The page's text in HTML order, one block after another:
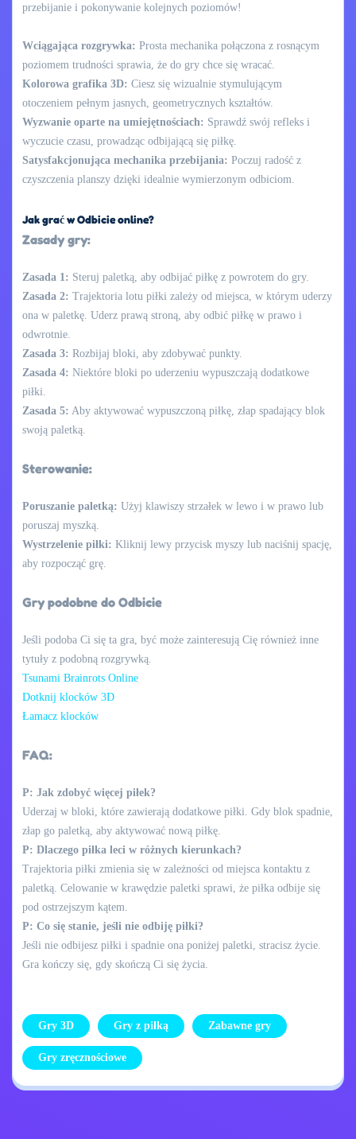
przebijanie i pokonywanie kolejnych poziomów!
Wciągająca rozgrywka: Prosta mechanika połączona z rosnącym
poziomem trudności sprawia, że do gry chce się wracać.
Kolorowa grafika 3D: Ciesz się wizualnie stymulującym
otoczeniem pełnym jasnych, geometrycznych kształtów.
Wyzwanie oparte na umiejętnościach: Sprawdź swój refleks i
wyczucie czasu, prowadząc odbijającą się piłkę.
Satysfakcjonująca mechanika przebijania: Poczuj radość z
czyszczenia planszy dzięki idealnie wymierzonym odbiciom.
Jak grać w Odbicie online?
Zasady gry:
Zasada 1: Steruj paletką, aby odbijać piłkę z powrotem do gry.
Zasada 2: Trajektoria lotu piłki zależy od miejsca, w którym uderzy
ona w paletkę. Uderz prawą stroną, aby odbić piłkę w prawo i
odwrotnie.
Zasada 3: Rozbijaj bloki, aby zdobywać punkty.
Zasada 4: Niektóre bloki po uderzeniu wypuszczają dodatkowe
piłki.
Zasada 5: Aby aktywować wypuszczoną piłkę, złap spadający blok
swoją paletką.
Sterowanie:
Poruszanie paletką: Użyj klawiszy strzałek w lewo i w prawo lub
poruszaj myszką.
Wystrzelenie piłki: Kliknij lewy przycisk myszy lub naciśnij spację,
aby rozpocząć grę.
Gry podobne do Odbicie
Jeśli podoba Ci się ta gra, być może zainteresują Cię również inne
tytuły z podobną rozgrywką.
Tsunami Brainrots Online
Dotknij klocków 3D
Łamacz klocków
FAQ:
P: Jak zdobyć więcej piłek?
Uderzaj w bloki, które zawierają dodatkowe piłki. Gdy blok spadnie,
złap go paletką, aby aktywować nową piłkę.
P: Dlaczego piłka leci w różnych kierunkach?
Trajektoria piłki zmienia się w zależności od miejsca kontaktu z
paletką. Celowanie w krawędzie paletki sprawi, że piłka odbije się
pod ostrzejszym kątem.
P: Co się stanie, jeśli nie odbiję piłki?
Jeśli nie odbijesz piłki i spadnie ona poniżej paletki, stracisz życie.
Gra kończy się, gdy skończą Ci się życia.
Gry 3D Gry z piłką Zabawne gry
Gry zręcznościowe